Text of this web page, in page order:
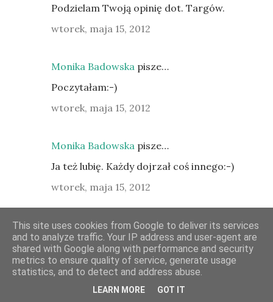
Podzielam Twoją opinię dot. Targów.
wtorek, maja 15, 2012
Monika Badowska pisze…
Poczytałam:-)
wtorek, maja 15, 2012
Monika Badowska pisze…
Ja też lubię. Każdy dojrzał coś innego:-)
wtorek, maja 15, 2012
Monika Badowskapisze…
Szkoda. A masz jakieś bliżej siebie?
wtorek, maja 15, 2012
This site uses cookies from Google to deliver its services
and to analyze traffic. Your IP address and user-agent are
shared with Google along with performance and security
metrics to ensure quality of service, generate usage
statistics, and to detect and address abuse.
LEARN MORE GOT IT